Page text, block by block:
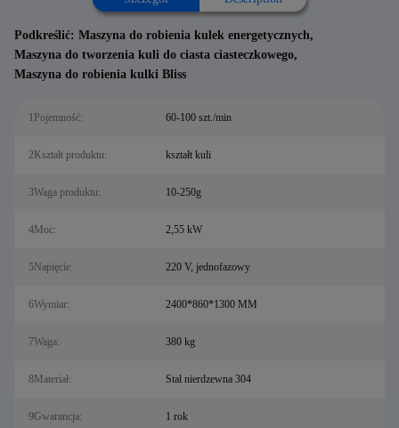
Podkreślić: Maszyna do robienia kulek energetycznych,
Maszyna do tworzenia kuli do ciasta ciasteczkowego,
Maszyna do robienia kulki Bliss
1Pojemność: 60-100 szt./min
2Kształt produktu: kształt kuli
3Waga produktu: 10-250g
4Moc: 2,55 kW
5Napięcie: 220 V, jednofazowy
6Wymiar: 2400*860*1300 MM
7Waga: 380 kg
8Materiał: Stal nierdzewna 304
9Gwarancja: 1 rok